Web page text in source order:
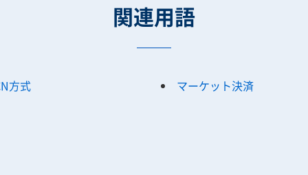
関連用語
方式 マーケット決済